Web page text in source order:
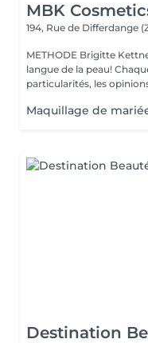
MBK
194, Rue de Differdange
METHODE Brigitte
langue de la peau!
particularités, les
Maquillage de
Destination